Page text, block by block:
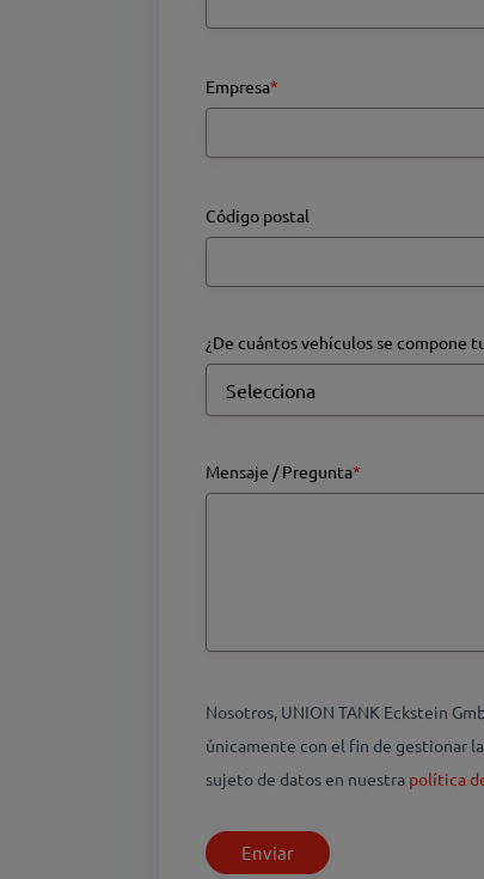
Empresa*
Código postal
¿De cuántos vehículos se compone
Mensaje / Pregunta*
Nosotros, UNION TANK Eckstein
únicamente con el fin de gestionar
sujeto de datos en nuestra política